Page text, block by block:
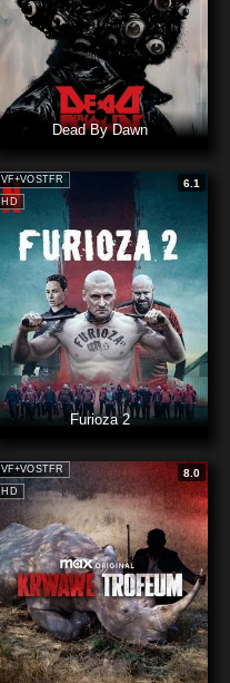
Dead By Dawn
HD
VF+VOSTFR 6.1
Furioza 2
HD
VF+VOSTFR 8.0